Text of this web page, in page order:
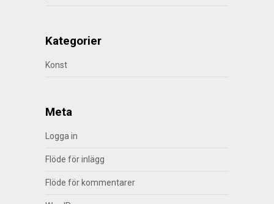
Kategorier
Konst
Meta
Logga in
Flöde för inlägg
Flöde för kommentarer